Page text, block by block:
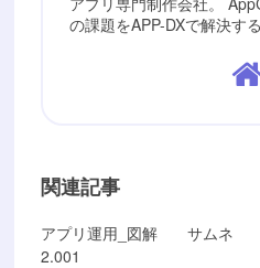
の課題をAPP-DXで解決す
関連記事
アプリ運用_図解
2.001
サムネ